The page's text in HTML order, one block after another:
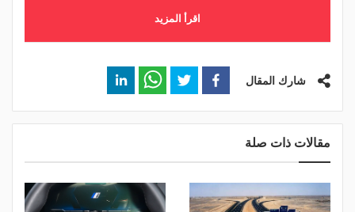
اقرأ المزيد
شارك المقال
مقالات ذات صلة